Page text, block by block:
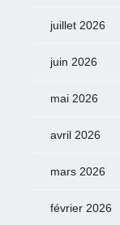
juillet 2026
juin 2026
mai 2026
avril 2026
mars 2026
février 2026